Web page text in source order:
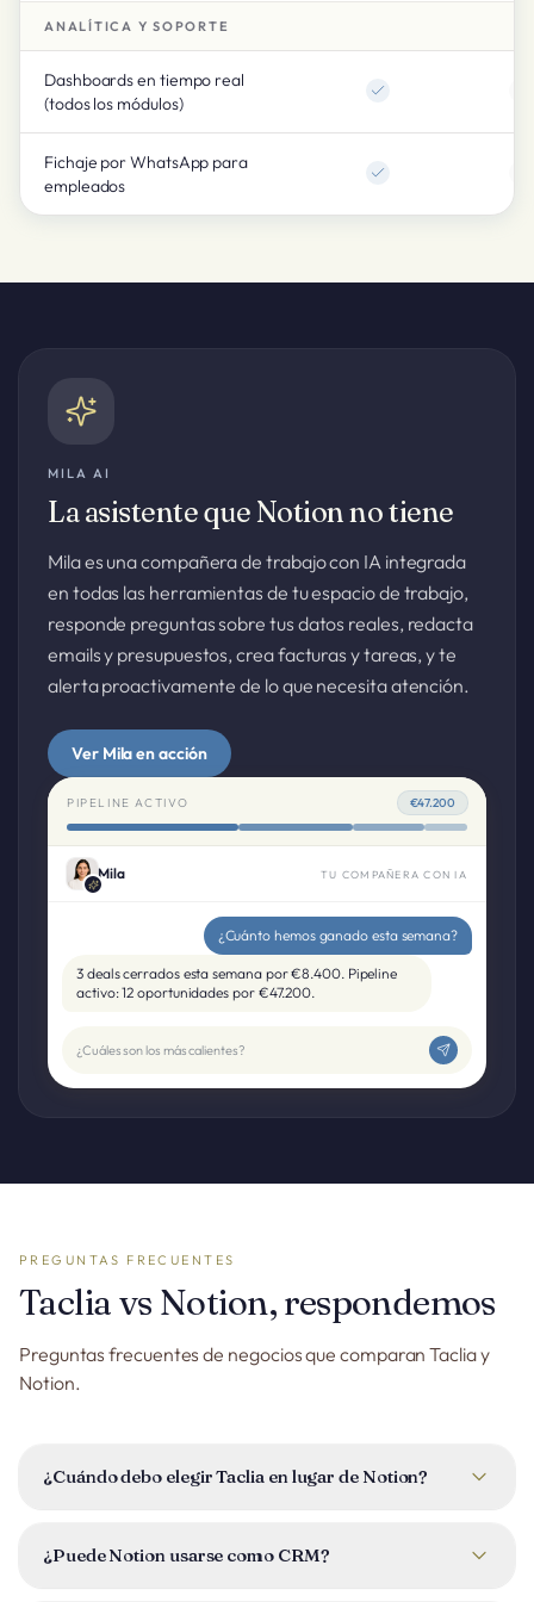
ANALÍTICA Y SOPORTE
Dashboards en tiempo real
(todos los módulos)
Fichaje por WhatsApp para
empleados
MILA AI
La asistente que Notion no tiene
Mila es una compañera de trabajo con IA integrada
en todas las herramientas de tu espacio de trabajo,
responde preguntas sobre tus datos reales, redacta
emails y presupuestos, crea facturas y tareas, y te
alerta proactivamente de lo que necesita atención.
Ver Mila en acción
PIPELINE ACTIVO €47.200
Mila TU COMPAÑERA CON IA
¿Cuánto hemos ganado esta semana?
3 deals cerrados esta semana por €8.400. Pipeline
activo: 12 oportunidades por €47.200.
¿Cuáles son los más calientes?
PREGUNTAS FRECUENTES
Taclia vs Notion, respondemos
Preguntas frecuentes de negocios que comparan Taclia y
Notion.
¿Cuándo debo elegir Taclia en lugar de Notion?
datos flexibles. Si además necesitas gestionar clientes,
¿Puede Notion usarse como CRM?